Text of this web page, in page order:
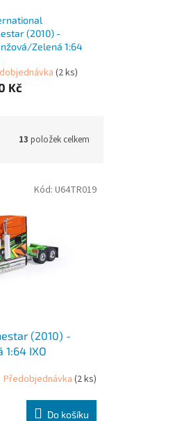
(2010) -
Zelená 1:64
(2 ks)
Kč
13 položek celkem
(2010) -
IXO
Předobjednávka (2 ks)
Do košíku
Kód: U64TR019